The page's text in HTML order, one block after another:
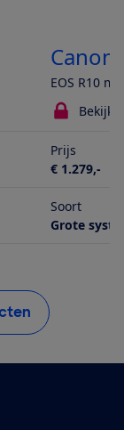
Canon
EOS R10
Bekijk
Prijs
€ 1.279,-
Soort
Grote